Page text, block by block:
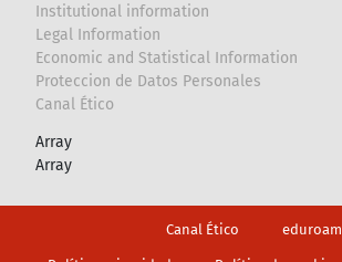
Institutional information
Legal Information
Economic and Statistical Information
Proteccion de Datos Personales
Canal Ético
Array
Array
Canal Ético eduroam